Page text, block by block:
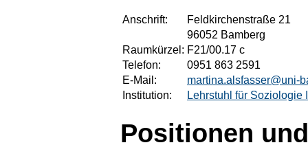
Anschrift:
Feldkirchenstraße 21
96052 Bamberg
Raumkürzel: F21/00.17 c
Telefon:
0951 863 2591
E-Mail:
martina.alsfasser@uni-
Institution:
Lehrstuhl für Soziologie I
Positionen